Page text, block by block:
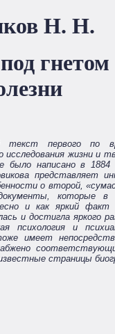
Н. Н.
гнетом
текст первого по
исследования жизни и
написано в 1884
представляет
о второй,
которые в
и как яркий
и достигла яркого
психология и
имеет
страницы